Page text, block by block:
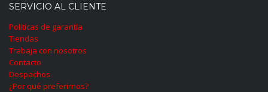
SERVICIO AL CLIENTE
Políticas de garantía
Tiendas
Trabaja con nosotros
Contacto
Despachos
¿Por qué preferirnos?